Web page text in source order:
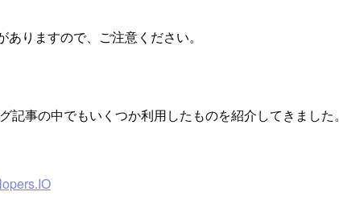
りますので、ご注意ください。
事の中でもいくつか利用したものを紹介してきました。